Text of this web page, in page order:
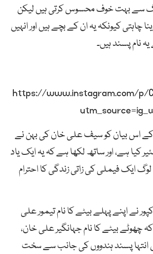
سے بہت خوف محسوس کرتی ہیں لیکن
چاہتی کیونکہ یہ ان کے بچے ہیں اور انہیں
نام پسند ہیں۔
https://www.instagram.com/p/
کے اس بیان کو سیف علی خان کی بہن نے
کیا ہے، اور ساتھ لکھا ہے کہ یہ ایک یاد
ایک فیملی کی زاتی زندگی کا احترام
نے اپنے پہلے بیٹے کا نام تیمور علی
چھوٹے بیٹے کا نام جہانگیر علی خان،
پسند ہندووں کی جانب سے سخت